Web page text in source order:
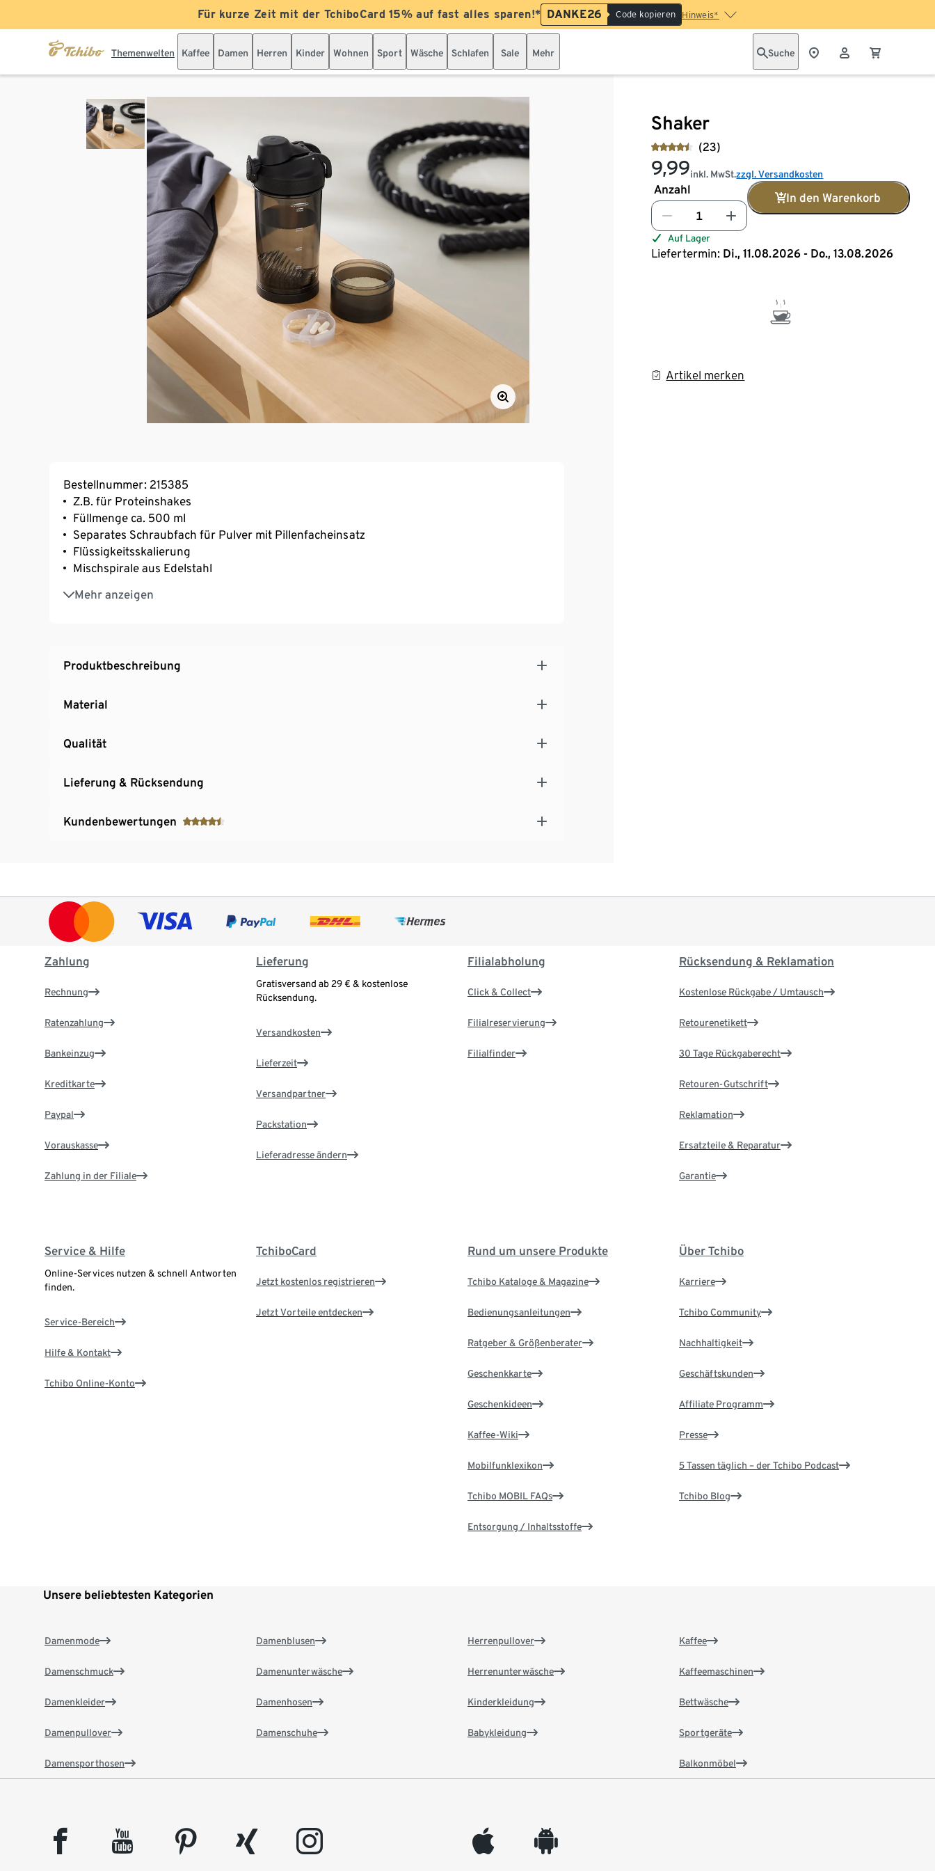
Für kurze Zeit mit der TchiboCard 15% auf fast alles sparen!* DANKE26 Code kopieren Hinweis*
Themenwelten Kaffee Damen Herren Kinder Wohnen Sport Wäsche Schlafen Sale Mehr Suche
Shaker
(23)
9,99inkl. MwSt.zzgl. Versandkosten
Anzahl
In den Warenkorb
Auf Lager
Liefertermin: Di., 11.08.2026 - Do., 13.08.2026
Artikel merken
Bestellnummer: 215385
Z.B. für Proteinshakes
Füllmenge ca. 500 ml
Separates Schraubfach für Pulver mit Pillenfacheinsatz
Flüssigkeitsskalierung
Mischspirale aus Edelstahl
Mehr anzeigen
Auslaufsicher
Produktbeschreibung
Material
Qualität
Lieferung & Rücksendung
Kundenbewertungen
Zahlung
Rechnung
Ratenzahlung
Bankeinzug
Kreditkarte
Paypal
Vorauskasse
Zahlung in der Filiale
Lieferung
Gratisversand ab 29 € & kostenlose
Rücksendung.
Versandkosten
Lieferzeit
Versandpartner
Packstation
Lieferadresse ändern
Filialabholung
Click & Collect
Filialreservierung
Filialfinder
Rücksendung & Reklamation
Kostenlose Rückgabe / Umtausch
Retourenetikett
30 Tage Rückgaberecht
Retouren-Gutschrift
Reklamation
Ersatzteile & Reparatur
Garantie
Service & Hilfe
Online-Services nutzen & schnell Antworten
finden.
Service-Bereich
Hilfe & Kontakt
Tchibo Online-Konto
TchiboCard
Jetzt kostenlos registrieren
Jetzt Vorteile entdecken
Rund um unsere Produkte
Tchibo Kataloge & Magazine
Bedienungsanleitungen
Ratgeber & Größenberater
Geschenkkarte
Geschenkideen
Kaffee-Wiki
Mobilfunklexikon
Tchibo MOBIL FAQs
Entsorgung / Inhaltsstoffe
Über Tchibo
Karriere
Tchibo Community
Nachhaltigkeit
Geschäftskunden
Affiliate Programm
Presse
5 Tassen täglich – der Tchibo Podcast
Tchibo Blog
Unsere beliebtesten Kategorien
Damenmode
Damenschmuck
Damenkleider
Damenpullover
Damensporthosen
Damenblusen
Damenunterwäsche
Damenhosen
Damenschuhe
Herrenpullover
Herrenunterwäsche
Kinderkleidung
Babykleidung
Kaffee
Kaffeemaschinen
Bettwäsche
Sportgeräte
Balkonmöbel
facebook youtube pinterest xing instagram appleinc android